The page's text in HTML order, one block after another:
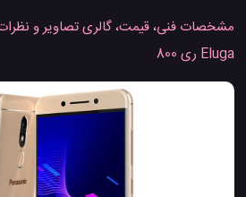
مشخصات فنی، قیمت، گالری تصاویر و نظرات
Eluga ری 800